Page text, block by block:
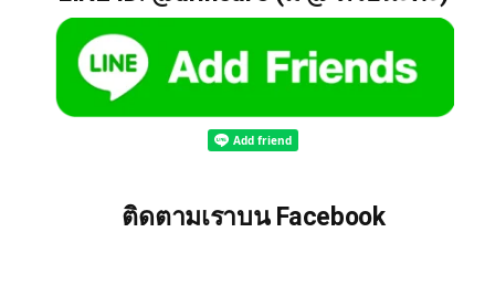
ติดตามเราบน Facebook